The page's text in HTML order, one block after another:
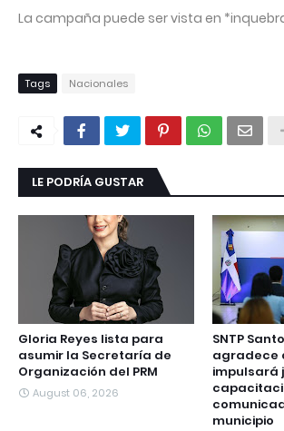
La campaña puede ser vista en
Tags Nacionales
LE PODRÍA GUSTAR
Gloria Reyes lista para
asumir la Secretaría de
Organización del PRM
August 06, 2026
SNTP
agradece
impulsará
municipio